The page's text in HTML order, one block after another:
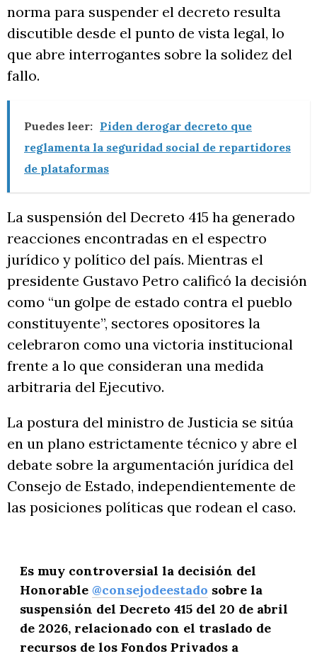
norma para suspender el decreto resulta
discutible desde el punto de vista legal, lo
que abre interrogantes sobre la solidez del
fallo.
Puedes leer: Piden derogar decreto que
reglamenta la seguridad social de repartidores
de plataformas
La suspensión del Decreto 415 ha generado
reacciones encontradas en el espectro
jurídico y político del país. Mientras el
presidente Gustavo Petro calificó la decisión
como “un golpe de estado contra el pueblo
constituyente”, sectores opositores la
celebraron como una victoria institucional
frente a lo que consideran una medida
arbitraria del Ejecutivo.
La postura del ministro de Justicia se sitúa
en un plano estrictamente técnico y abre el
debate sobre la argumentación jurídica del
Consejo de Estado, independientemente de
las posiciones políticas que rodean el caso.
Es muy controversial la decisión del
Honorable @consejodeestado sobre la
suspensión del Decreto 415 del 20 de abril
de 2026, relacionado con el traslado de
recursos de los Fondos Privados a